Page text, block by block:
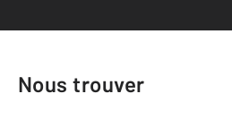
Nous trouver